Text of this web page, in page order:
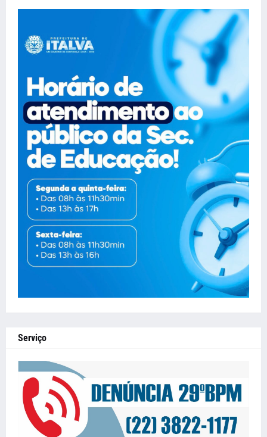
Serviço